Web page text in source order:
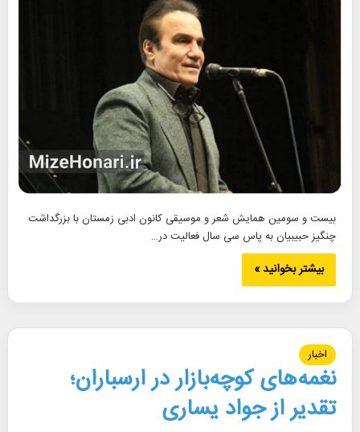
بیست و سومین همایش شعر و موسیقی کانون ادبی زمستان با بزرگداشت
چنگیز حبیبیان به پاس سی سال فعالیت در…
بیشتر بخوانید »
اخبار
نغمه‌های کوچه‌بازار در ارسباران؛
تقدیر از جواد یساری